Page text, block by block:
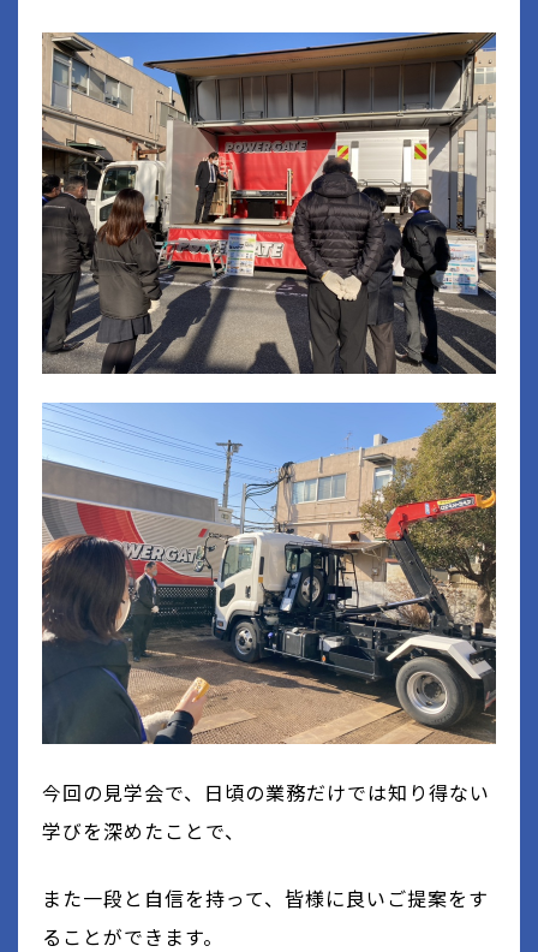
今回の見学会で、日頃の業務だけでは知り得ない
学びを深めたことで、
また一段と自信を持って、皆様に良いご提案をす
ることができます。